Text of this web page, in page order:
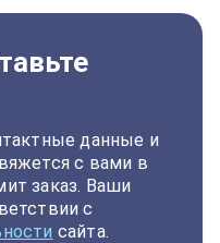
данные и
с вами в
заказ. Ваши
с
сайта.